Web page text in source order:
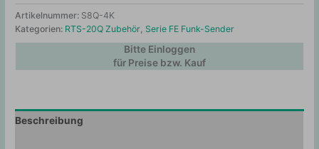
Artikelnummer: S8Q-4K
Kategorien: RTS-20Q Zubehör, Serie FE Funk-Sender
Bitte Einloggen
für Preise bzw. Kauf
Beschreibung